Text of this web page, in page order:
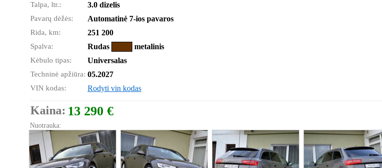
Talpa, ltr.: 3.0 dizelis
Pavarų dėžės: Automatinė 7-ios pavaros
Rida, km: 251 200
Spalva: Rudas metalinis
Kėbulo tipas: Universalas
Techninė apžiūra: 05.2027
VIN kodas: Rodyti vin kodas
Kaina: 13 290 €
Nuotrauka: